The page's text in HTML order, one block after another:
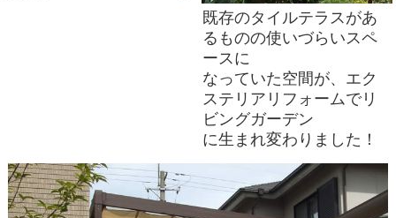
既存のタイルテラスがあ
るものの使いづらいスペ
ースに
なっていた空間が、エク
ステリアリフォームでリ
ビングガーデン
に生まれ変わりました！